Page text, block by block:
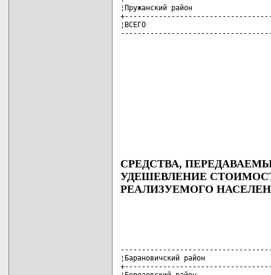
¦Пружанский район
¦ВСЕГО
СРЕДСТВА,
УДЕШЕВЛЕНИЕ
РЕАЛИЗУЕМОГО
¦Барановичский район